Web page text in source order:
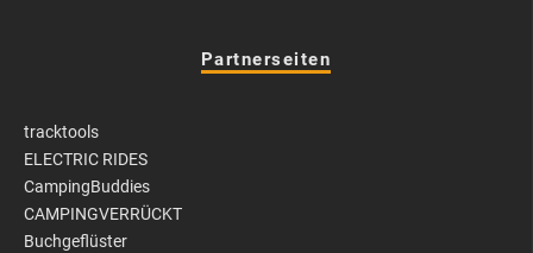
Partnerseiten
tracktools
ELECTRIC RIDES
CampingBuddies
CAMPINGVERRÜCKT
Buchgeflüster